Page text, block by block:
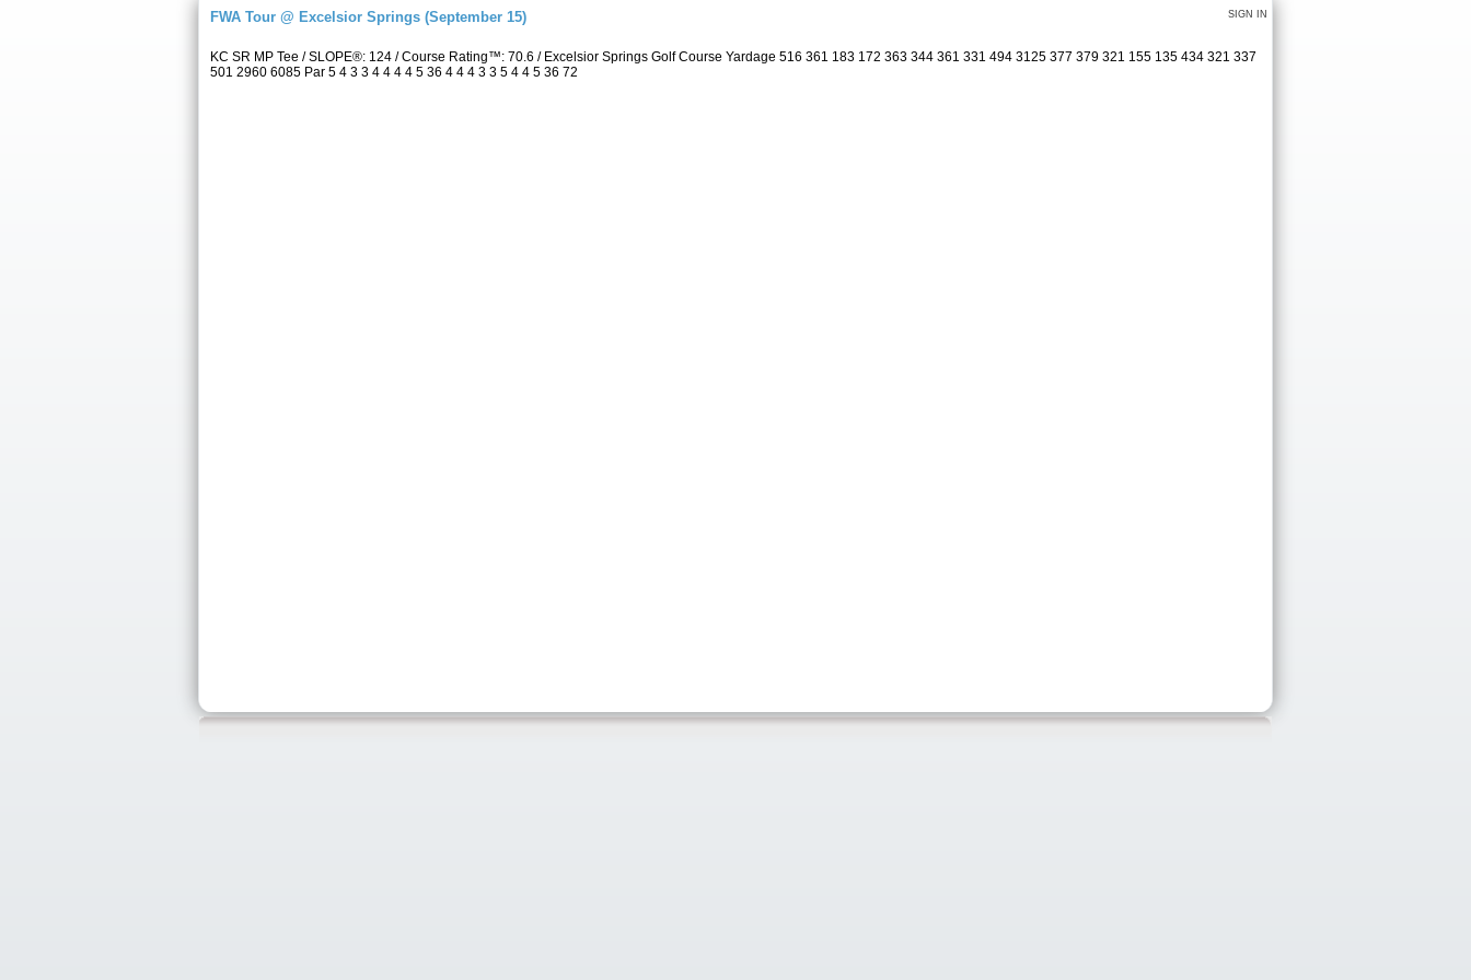
SIGN IN
FWA Tour @ Excelsior Springs (September 15)
KC SR MP Tee / SLOPE®: 124 / Course Rating™: 70.6 / Excelsior Springs Golf Course Yardage 516 361 183 172 363 344 361 331 494 3125 377 379 321 155 135 434 321 337
501 2960 6085 Par 5 4 3 3 4 4 4 4 5 36 4 4 4 3 3 5 4 4 5 36 72